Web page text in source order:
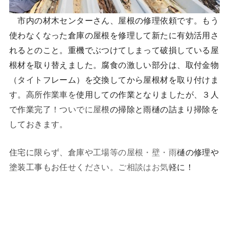
市内の材木センターさん、屋根の修理依頼です。もう
使わなくなった倉庫の屋根を修理して新たに有効活用さ
れるとのこと。重機でぶつけてしまって破損している屋
根材を取り替えました。腐食の激しい部分は、取付金物
（タイトフレーム）を交換してから屋根材を取り付けま
す。高所作業車を使用しての作業となりましたが、３人
で作業完了！ついでに屋根の掃除と雨樋の詰まり掃除を
しておきます。
住宅に限らず、倉庫や工場等の屋根・壁・雨樋の修理や
塗装工事もお任せください。ご相談はお気軽に！